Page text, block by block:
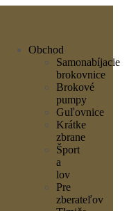
Obchod
Samonabíjacie
brokovnice
Brokové
pumpy
Guľovnice
Krátke
zbrane
Šport
a
lov
Pre
zberateľov